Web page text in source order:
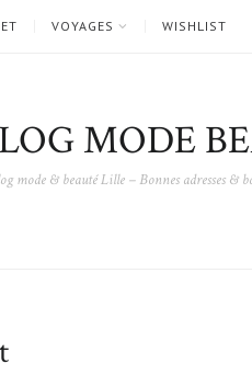
VOYAGES WISHLIST
MODE
mode & beauté Lille – Bonnes adresses &